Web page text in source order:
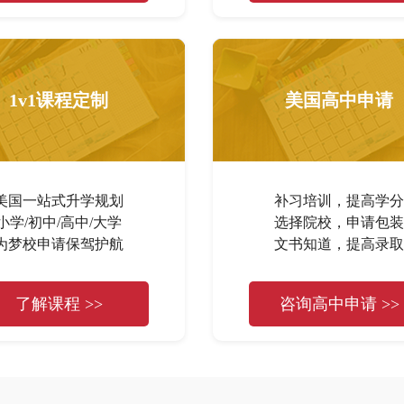
1v1课程定制
国一站式升学规划
学/初中/高中/大学
梦校申请保驾护航
了解课程 >>
美国高中申请
补习培训，提高学分
选择院校，申请包装
文书知道，提高录取
咨询高中申请 >>